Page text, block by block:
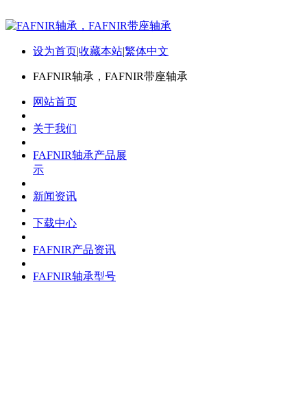
设为首页|收藏本站|繁体中文
FAFNIR轴承，FAFNIR带座轴承
网站首页
关于我们
FAFNIR轴承产品展
示
新闻资讯
下载中心
FAFNIR产品资讯
FAFNIR轴承型号